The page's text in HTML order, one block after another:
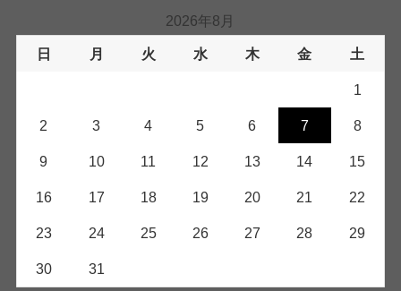
2026年8月
日 月 火 水 木 金 土
1
2 3 4 5 6 7 8
9 10 11 12 13 14 15
16 17 18 19 20 21 22
23 24 25 26 27 28 29
30 31